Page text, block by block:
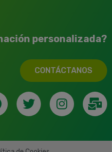
personalizada?
CONTÁCTANOS